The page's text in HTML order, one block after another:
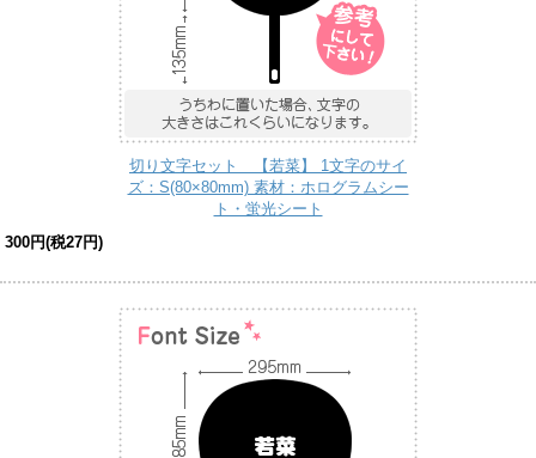
切り文字セット 【若菜】 1文字のサイ
ズ：S(80×80mm) 素材：ホログラムシー
ト・蛍光シート
300円(税27円)